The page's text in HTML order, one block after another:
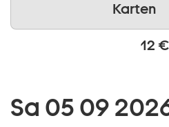
Karten
12 €
Sa 05 09